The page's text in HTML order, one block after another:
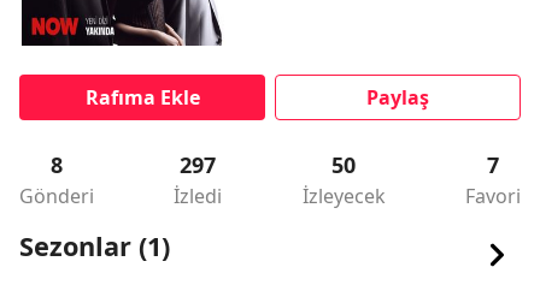
Rafıma Ekle Paylaş
8
Gönderi
297
İzledi
50
İzleyecek
7
Favori
Sezonlar (1)